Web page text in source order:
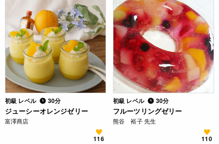
初級 レベル 30分
ジューシーオレンジゼリー
富澤商店
116
初級 レベル 30分
フルーツリングゼリー
熊谷 裕子 先生
110